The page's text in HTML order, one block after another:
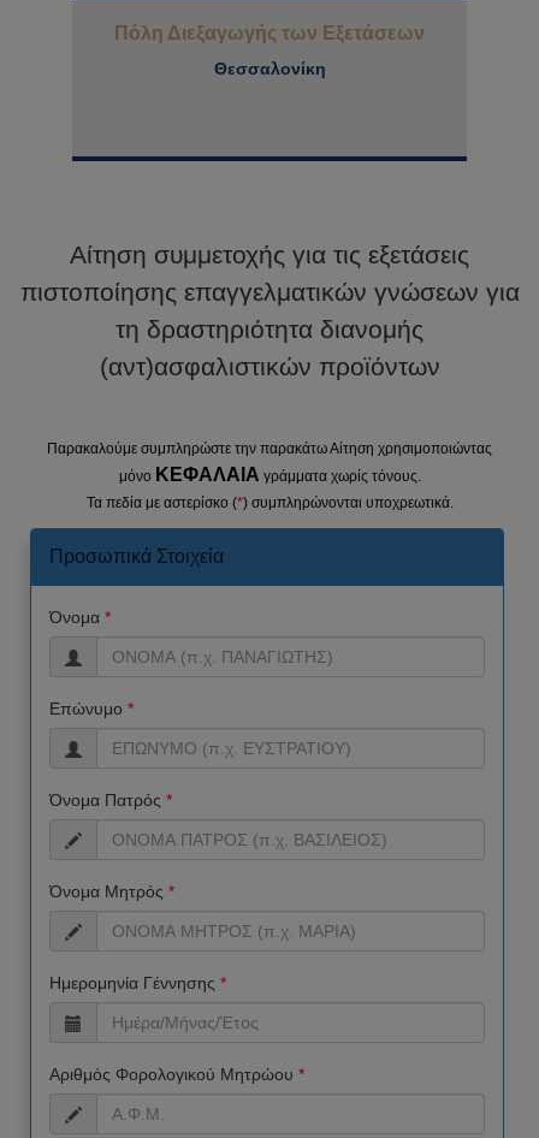
Πόλη Διεξαγωγής των Εξετάσεων
Θεσσαλονίκη
Αίτηση συμμετοχής για τις εξετάσεις
πιστοποίησης επαγγελματικών γνώσεων για
τη δραστηριότητα διανομής
(αντ)ασφαλιστικών προϊόντων
Παρακαλούμε συμπληρώστε την παρακάτω Αίτηση χρησιμοποιώντας
μόνο ΚΕΦΑΛΑΙΑ γράμματα χωρίς τόνους.
Τα πεδία με αστερίσκο (*) συμπληρώνονται υποχρεωτικά.
Προσωπικά Στοιχεία
Όνομα *
Επώνυμο *
Όνομα Πατρός *
Όνομα Μητρός *
Ημερομηνία Γέννησης *
Αριθμός Φορολογικού Μητρώου *